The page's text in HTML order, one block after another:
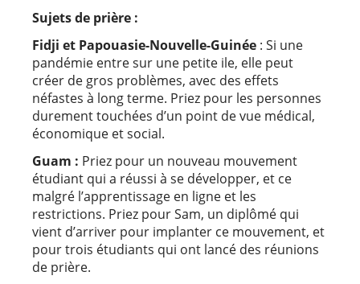
Sujets de prière :
Fidji et Papouasie-Nouvelle-Guinée : Si une
pandémie entre sur une petite ile, elle peut
créer de gros problèmes, avec des effets
néfastes à long terme. Priez pour les personnes
durement touchées d’un point de vue médical,
économique et social.
Guam : Priez pour un nouveau mouvement
étudiant qui a réussi à se développer, et ce
malgré l’apprentissage en ligne et les
restrictions. Priez pour Sam, un diplômé qui
vient d’arriver pour implanter ce mouvement, et
pour trois étudiants qui ont lancé des réunions
de prière.